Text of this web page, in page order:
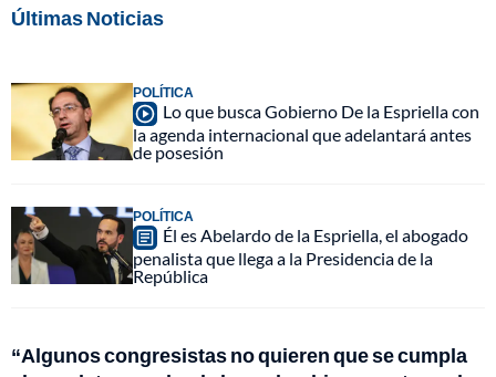
Últimas Noticias
POLÍTICA
Lo que busca Gobierno De la Espriella con
la agenda internacional que adelantará antes
de posesión
POLÍTICA
Él es Abelardo de la Espriella, el abogado
penalista que llega a la Presidencia de la
República
“Algunos congresistas no quieren que se cumpla